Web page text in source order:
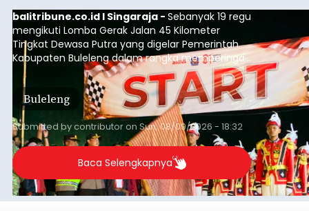
balitribune.co.id I Singaraja - Sebanyak 19 regu
mengikuti Lomba Gerak Jalan 45 Kilometer
Tingkat Dewasa Putra yang digelar Pemerintah
Kabupaten Buleleng dalam rangka memperingati
HUT ke-81 Kemerdekaan Republik Indonesia.
Lomba resmi dimulai dari Lapangan Sepak Bola
Desa Celukan Bawang, Sabtu (8/8/2026) malam.
Buleleng
Submitted bycontributoron Sun, 08/09/2026 - 18:32
Baca Selengkapnya